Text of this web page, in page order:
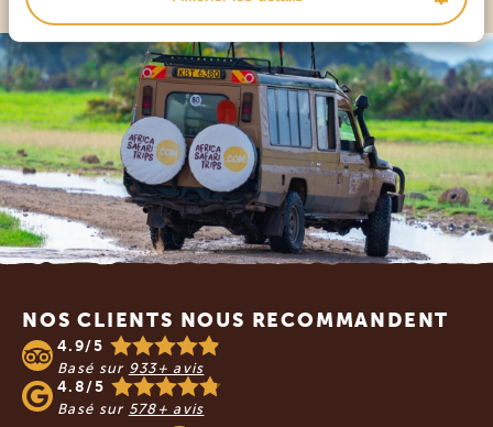
Footer
NOS CLIENTS NOUS RECOMMANDENT
4.9/5
Basé sur 933+ avis
4.8/5
Basé sur 578+ avis